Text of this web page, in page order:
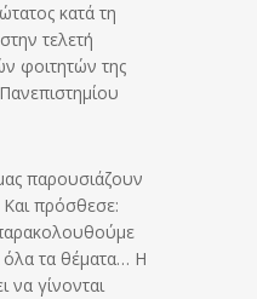
κατά τη
τελετή
φοιτητών της
παρουσιάζουν
πρόσθεσε:
τα θέματα… Η
να γίνονται